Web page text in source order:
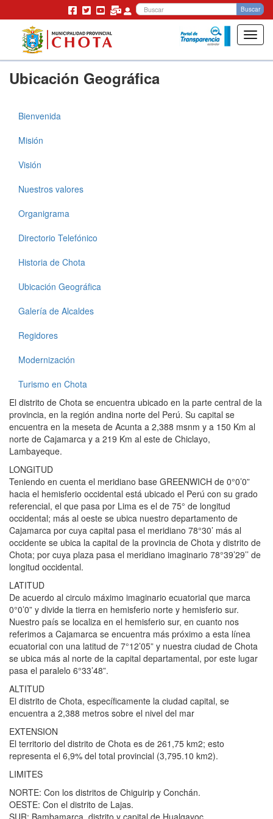
Pasar
Buscar
Ubicación Geográfica
Municipalidad
Bienvenida
Misión
Visión
Nuestros valores
Organigrama
Directorio Telefónico
Historia de Chota
Ubicación Geográfica
Galería de Alcaldes
Regidores
Modernización
Turismo en Chota
El distrito de Chota se encuentra ubicado en la parte central de la
provincia, en la región andina norte del Perú. Su capital se
encuentra en la meseta de Acunta a 2,388 msnm y a 150 Km al
norte de Cajamarca y a 219 Km al este de Chiclayo,
Lambayeque.
LONGITUD
Teniendo en cuenta el meridiano base GREENWICH de 0°0’0”
hacia el hemisferio occidental está ubicado el Perú con su grado
referencial, el que pasa por Lima es el de 75° de longitud
occidental; más al oeste se ubica nuestro departamento de
Cajamarca por cuya capital pasa el meridiano 78°30’ más al
occidente se ubica la capital de la provincia de Chota y distrito de
Chota; por cuya plaza pasa el meridiano imaginario 78°39’29’’ de
longitud occidental.
LATITUD
De acuerdo al circulo máximo imaginario ecuatorial que marca
0°0’0” y divide la tierra en hemisferio norte y hemisferio sur.
Nuestro país se localiza en el hemisferio sur, en cuanto nos
referimos a Cajamarca se encuentra más próximo a esta línea
ecuatorial con una latitud de 7°12’05” y nuestra ciudad de Chota
se ubica más al norte de la capital departamental, por este lugar
pasa el paralelo 6°33’48”.
ALTITUD
El distrito de Chota, específicamente la ciudad capital, se
encuentra a 2,388 metros sobre el nivel del mar
EXTENSION
El territorio del distrito de Chota es de 261,75 km2; esto
representa el 6,9% del total provincial (3,795.10 km2).
LIMITES
NORTE: Con los distritos de Chiguirip y Conchán.
OESTE: Con el distrito de Lajas.
SUR: Bambamarca, distrito y capital de Hualgayoc.